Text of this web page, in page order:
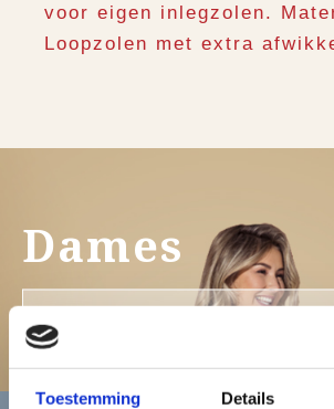
Toestemming Details
voor eigen inlegzolen.
Loopzolen met extra
Dames
Bekijk de damescollectie